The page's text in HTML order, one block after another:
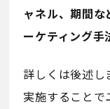
ャネル、期間
ーケティング手
詳しくは後述し
実施することで